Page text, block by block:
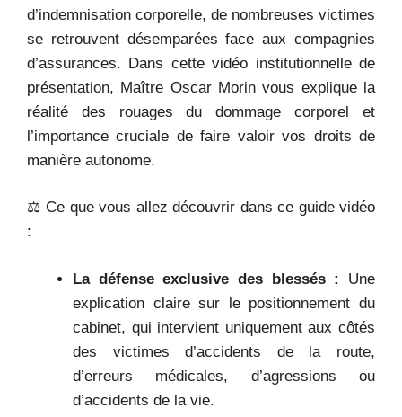
d’indemnisation corporelle, de nombreuses victimes
se retrouvent désemparées face aux compagnies
d’assurances. Dans cette vidéo institutionnelle de
présentation, Maître Oscar Morin vous explique la
réalité des rouages du dommage corporel et
l’importance cruciale de faire valoir vos droits de
manière autonome.
⚖️ Ce que vous allez découvrir dans ce guide vidéo
:
La défense exclusive des blessés :
Une
explication claire sur le positionnement du
cabinet, qui intervient uniquement aux côtés
des victimes d’accidents de la route,
d’erreurs médicales, d’agressions ou
d’accidents de la vie.